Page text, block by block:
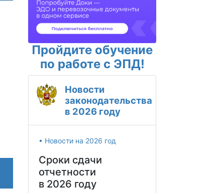
Пройдите обучение
по работе с ЭПД!
Новости
законодательства
в 2026 году
• Новости на 2026 год
Сроки сдачи
отчетности
в 2026 году